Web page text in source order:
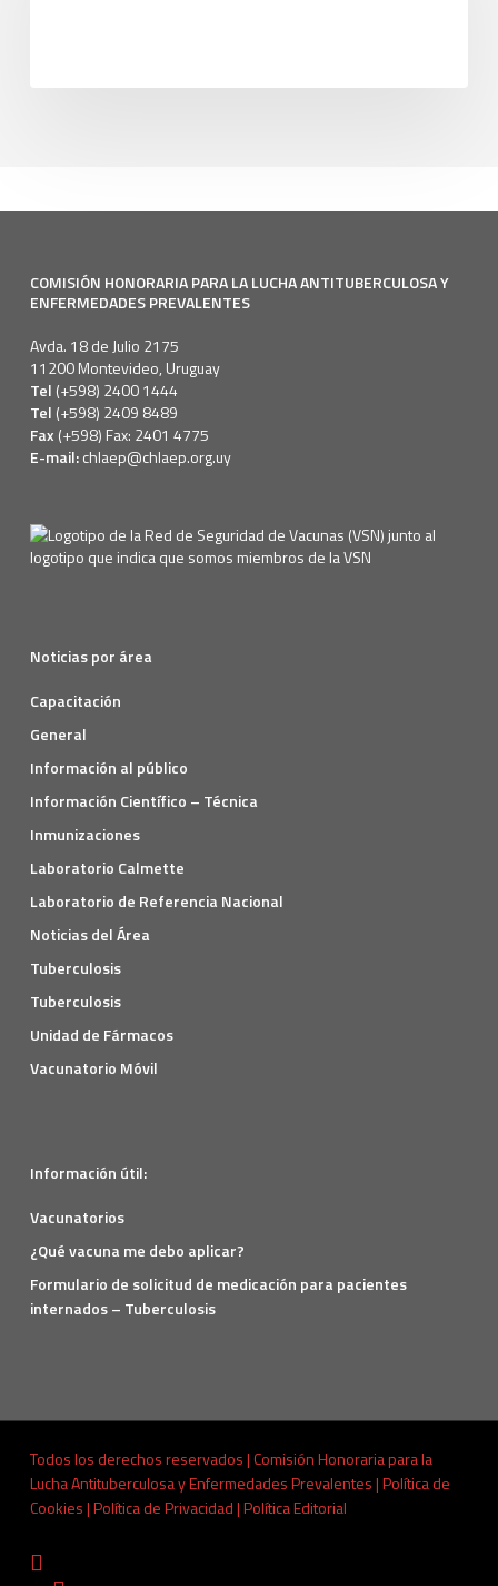
COMISIÓN HONORARIA PARA LA LUCHA ANTITUBERCULOSA Y
ENFERMEDADES PREVALENTES
Avda. 18 de Julio 2175
11200 Montevideo, Uruguay
Tel (+598) 2400 1444
Tel (+598) 2409 8489
Fax (+598) Fax: 2401 4775
E-mail:chlaep@chlaep.org.uy
Noticias por área
Capacitación
General
Información al público
Información Científico – Técnica
Inmunizaciones
Laboratorio Calmette
Laboratorio de Referencia Nacional
Noticias del Área
Tuberculosis
Tuberculosis
Unidad de Fármacos
Vacunatorio Móvil
Información útil:
Vacunatorios
¿Qué vacuna me debo aplicar?
Formulario de solicitud de medicación para pacientes
internados – Tuberculosis
Todos los derechos reservados | Comisión Honoraria para la
Lucha Antituberculosa y Enfermedades Prevalentes |Política de
Cookies|Política de Privacidad|Política Editorial
x-